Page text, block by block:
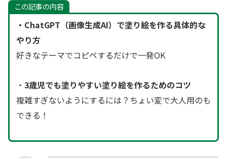
この記事の内容
・ChatGPT（画像生成AI）で塗り絵を作る具体的な
やり方
好きなテーマでコピペするだけで一発OK
・ 3歳児でも塗りやすい塗り絵を作るためのコツ
複雑すぎないようにするには？ちょい変で大人用のも
できる！